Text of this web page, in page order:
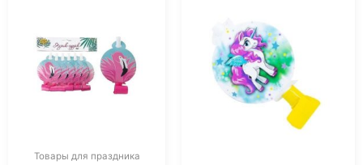
Товары для праздника